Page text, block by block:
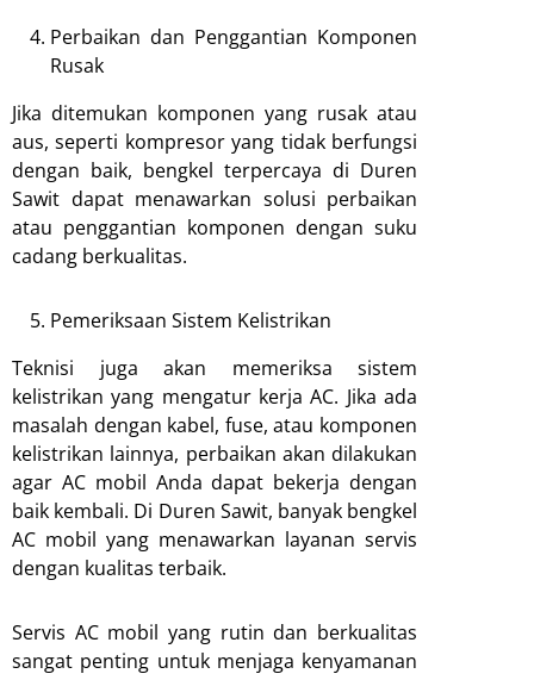
Perbaikan dan Penggantian Komponen
Rusak
Jika ditemukan komponen yang rusak atau
aus, seperti kompresor yang tidak berfungsi
dengan baik, bengkel terpercaya di Duren
Sawit dapat menawarkan solusi perbaikan
atau penggantian komponen dengan suku
cadang berkualitas.
Pemeriksaan Sistem Kelistrikan
Teknisi juga akan memeriksa sistem
kelistrikan yang mengatur kerja AC. Jika ada
masalah dengan kabel, fuse, atau komponen
kelistrikan lainnya, perbaikan akan dilakukan
agar AC mobil Anda dapat bekerja dengan
baik kembali. Di Duren Sawit, banyak bengkel
AC mobil yang menawarkan layanan servis
dengan kualitas terbaik.
Servis AC mobil yang rutin dan berkualitas
sangat penting untuk menjaga kenyamanan